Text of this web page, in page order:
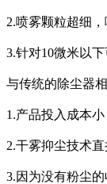
2.喷雾颗粒超细
3.针对10微米以
与传统的除尘器
1.产品投入成本
2.干雾抑尘技术
3.因为没有粉尘